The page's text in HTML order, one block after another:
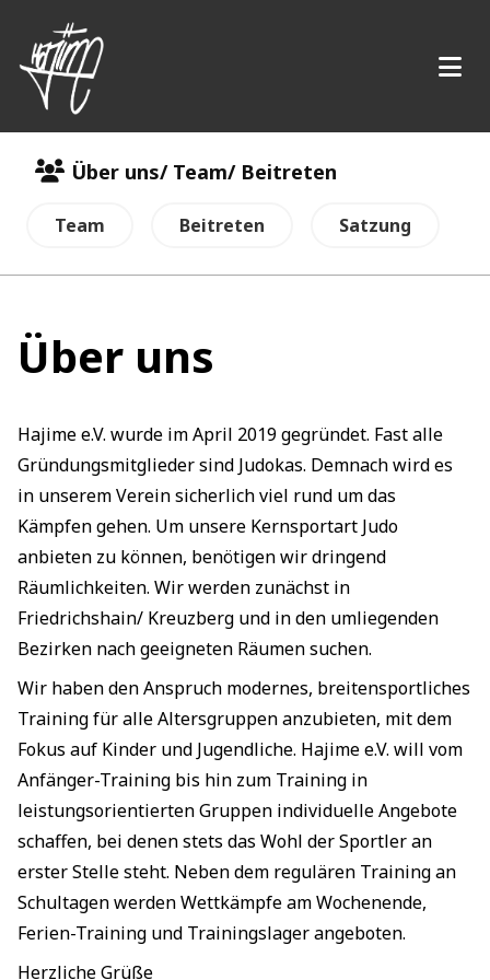
Über uns/ Team/ Beitreten
Team Beitreten Satzung
Über uns
Hajime e.V. wurde im April 2019 gegründet. Fast alle
Gründungsmitglieder sind Judokas. Demnach wird es
in unserem Verein sicherlich viel rund um das
Kämpfen gehen. Um unsere Kernsportart Judo
anbieten zu können, benötigen wir dringend
Räumlichkeiten. Wir werden zunächst in
Friedrichshain/ Kreuzberg und in den umliegenden
Bezirken nach geeigneten Räumen suchen.
Wir haben den Anspruch modernes, breitensportliches
Training für alle Altersgruppen anzubieten, mit dem
Fokus auf Kinder und Jugendliche. Hajime e.V. will vom
Anfänger-Training bis hin zum Training in
leistungsorientierten Gruppen individuelle Angebote
schaffen, bei denen stets das Wohl der Sportler an
erster Stelle steht. Neben dem regulären Training an
Schultagen werden Wettkämpfe am Wochenende,
Ferien-Training und Trainingslager angeboten.
Herzliche Grüße